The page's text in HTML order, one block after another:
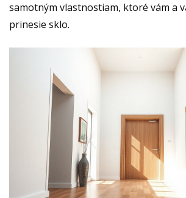
samotným vlastnostiam, ktoré vám a
prinesie sklo.